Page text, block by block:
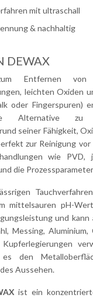
mit ultraschall
& nachhaltig
DEWAX
Entfernen von
leichten Oxiden
oder Fingerspuren)
Alternative zu
seiner Fähigkeit,
zur Reinigung vor
wie PVD,
die
mittelsauren pH-
und
Messing, Aluminium,
den
Aussehen.
ist ein